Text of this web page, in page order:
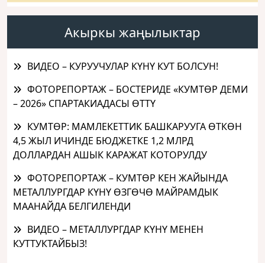
Акыркы жаңылыктар
ВИДЕО – КУРУУЧУЛАР КҮНҮ КУТ БОЛСУН!
ФОТОРЕПОРТАЖ – БОСТЕРИДЕ «КУМТӨР ДЕМИ
– 2026» СПАРТАКИАДАСЫ ӨТТҮ
КУМТӨР: МАМЛЕКЕТТИК БАШКАРУУГА ӨТКӨН
4,5 ЖЫЛ ИЧИНДЕ БЮДЖЕТКЕ 1,2 МЛРД
ДОЛЛАРДАН АШЫК КАРАЖАТ КОТОРУЛДУ
ФОТОРЕПОРТАЖ – КУМТӨР КЕН ЖАЙЫНДА
МЕТАЛЛУРГДАР КҮНҮ ӨЗГӨЧӨ МАЙРАМДЫК
МААНАЙДА БЕЛГИЛЕНДИ
ВИДЕО – МЕТАЛЛУРГДАР КҮНҮ МЕНЕН
КУТТУКТАЙБЫЗ!